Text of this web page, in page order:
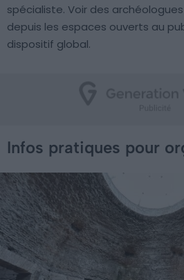
spécialiste. Voir des
depuis les espaces ouverts au
dispositif global.
Infos pratiques pour